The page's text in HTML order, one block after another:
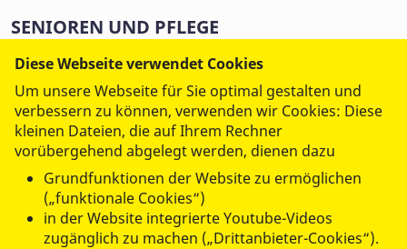
SENIOREN UND PFLEGE
Jobs
Ambulanter Pflegedienst
Betreutes Wohnen
Hauskrankenpflege
Hausnotruf
Kurzzeitpflege
Seniorengerechtes Wohnen
Servicebüro
Senioreneinrichtung
Diese Webseite verwendet Cookies
Um unsere Webseite für Sie optimal gestalten und
verbessern zu können, verwenden wir Cookies: Diese
kleinen Dateien, die auf Ihrem Rechner
vorübergehend abgelegt werden, dienen dazu
Grundfunktionen der Website zu ermöglichen
(„funktionale Cookies“)
in der Website integrierte Youtube-Videos
zugänglich zu machen („Drittanbieter-Cookies“).